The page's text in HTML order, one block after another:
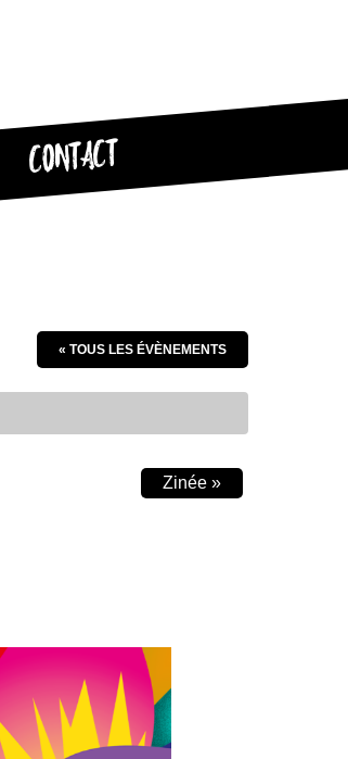
CONTACT
« TOUS LES ÉVÈNEMENTS
Zinée »